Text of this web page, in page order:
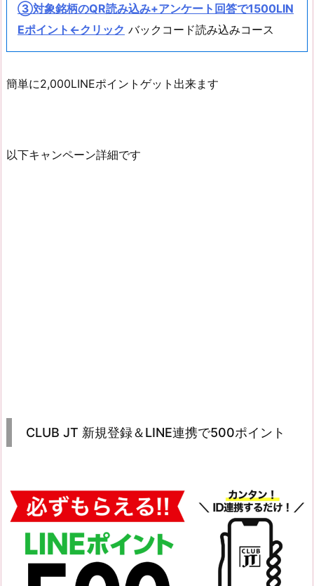
③対象銘柄のQR読み込み+アンケート回答で1500LIN
Eポイント←クリック バックコード読み込みコース
簡単に2,000LINEポイントゲット出来ます
以下キャンペーン詳細です
CLUB JT 新規登録＆LINE連携で500ポイント